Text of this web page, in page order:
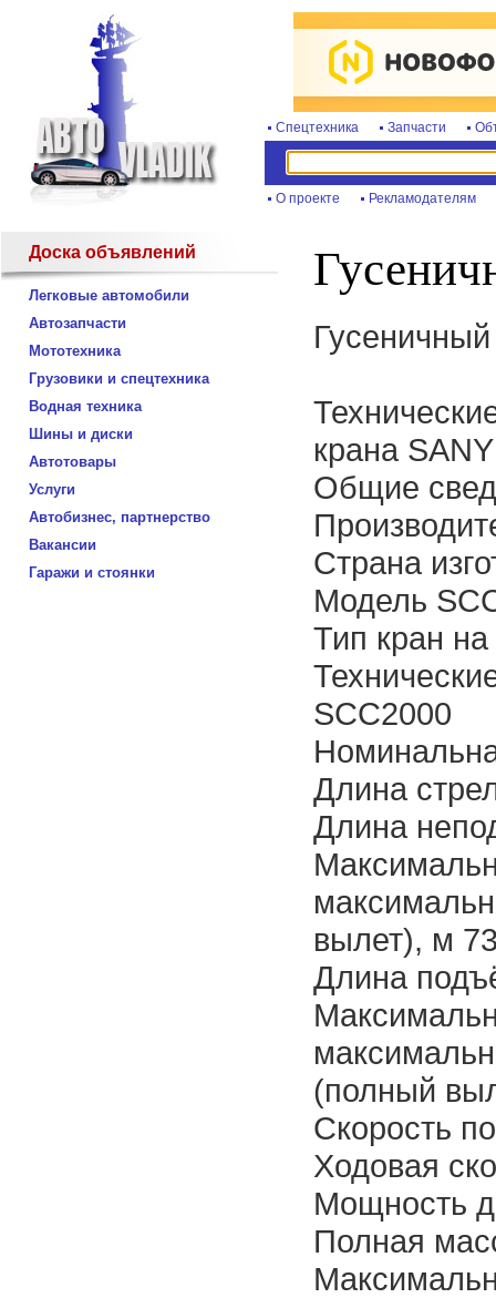
Спецтехника Запчасти
О проекте Рекламодателям
Доска объявлений
Легковые автомобили
Автозапчасти
Мототехника
Грузовики и спецтехника
Водная техника
Шины и диски
Автотовары
Услуги
Автобизнес, партнерство
Вакансии
Гаражи и стоянки
крана
Общие
Страна
Модель
Тип кран
SCC2000
Длина
Длина
вылет), м
Длина
(полный
Скорость
Ходовая
Мощность
Полная